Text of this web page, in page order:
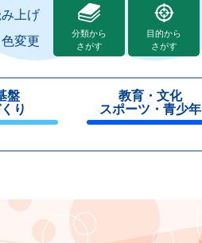
上げ
変更
分類から
さがす
目的から
さがす
盤
り
教育・文化
スポーツ・青少年
じ